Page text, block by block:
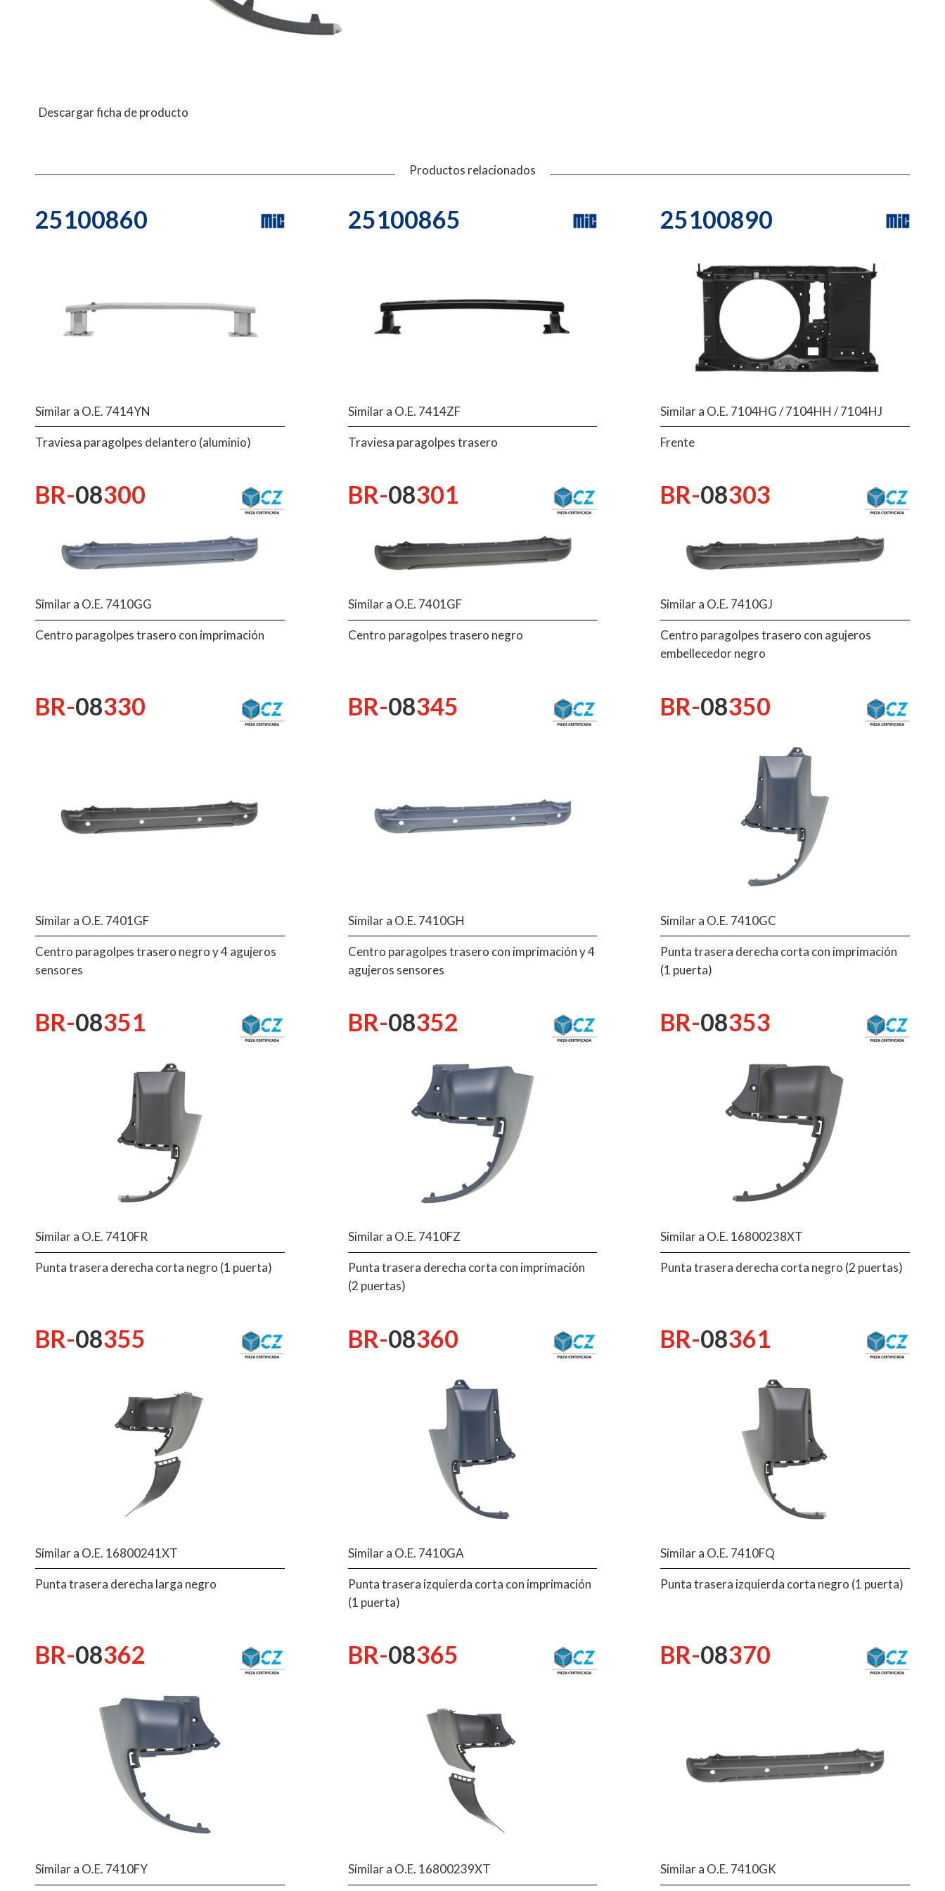
Descargar ficha de producto
Productos relacionados
25100860
Similar a O.E. 7414YN
Traviesa paragolpes delantero (aluminio)
25100865
Similar a O.E. 7414ZF
Traviesa paragolpes trasero
25100890
Similar a O.E. 7104HG / 7104HH / 7104HJ
Frente
BR-08300
Similar a O.E. 7410GG
Centro paragolpes trasero con imprimación
BR-08301
Similar a O.E. 7401GF
Centro paragolpes trasero negro
BR-08303
Similar a O.E. 7410GJ
Centro paragolpes trasero con agujeros
embellecedor negro
BR-08330
Similar a O.E. 7401GF
Centro paragolpes trasero negro y 4 agujeros
sensores
BR-08345
Similar a O.E. 7410GH
Centro paragolpes trasero con imprimación y 4
agujeros sensores
BR-08350
Similar a O.E. 7410GC
Punta trasera derecha corta con imprimación
(1 puerta)
BR-08351
Similar a O.E. 7410FR
Punta trasera derecha corta negro (1 puerta)
BR-08352
Similar a O.E. 7410FZ
Punta trasera derecha corta con imprimación
(2 puertas)
BR-08353
Similar a O.E. 16800238XT
Punta trasera derecha corta negro (2 puertas)
BR-08355
Similar a O.E. 16800241XT
Punta trasera derecha larga negro
BR-08360
Similar a O.E. 7410GA
Punta trasera izquierda corta con imprimación
(1 puerta)
BR-08361
Similar a O.E. 7410FQ
Punta trasera izquierda corta negro (1 puerta)
BR-08362
Similar a O.E. 7410FY
BR-08365
Similar a O.E. 16800239XT
BR-08370
Similar a O.E. 7410GK